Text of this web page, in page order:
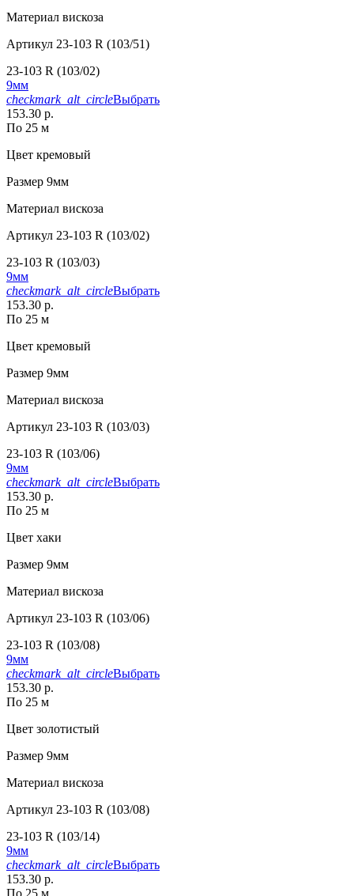
Материал вискоза
Артикул 23-103 R (103/51)
23-103 R (103/02)
9мм
checkmark_alt_circleВыбрать
153.30 р.
По 25 м
Цвет кремовый
Размер 9мм
Материал вискоза
Артикул 23-103 R (103/02)
23-103 R (103/03)
9мм
checkmark_alt_circleВыбрать
153.30 р.
По 25 м
Цвет кремовый
Размер 9мм
Материал вискоза
Артикул 23-103 R (103/03)
23-103 R (103/06)
9мм
checkmark_alt_circleВыбрать
153.30 р.
По 25 м
Цвет хаки
Размер 9мм
Материал вискоза
Артикул 23-103 R (103/06)
23-103 R (103/08)
9мм
checkmark_alt_circleВыбрать
153.30 р.
По 25 м
Цвет золотистый
Размер 9мм
Материал вискоза
Артикул 23-103 R (103/08)
23-103 R (103/14)
9мм
checkmark_alt_circleВыбрать
153.30 р.
По 25 м